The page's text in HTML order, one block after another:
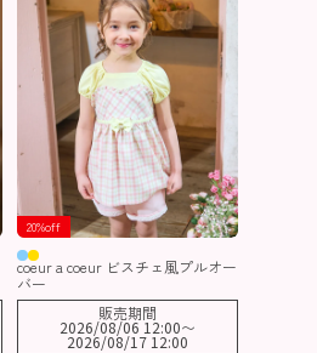
20%off
coeur a coeur ビスチェ風プルオー
バー
販売期間
2026/08/06 12:00〜
2026/08/17 12:00